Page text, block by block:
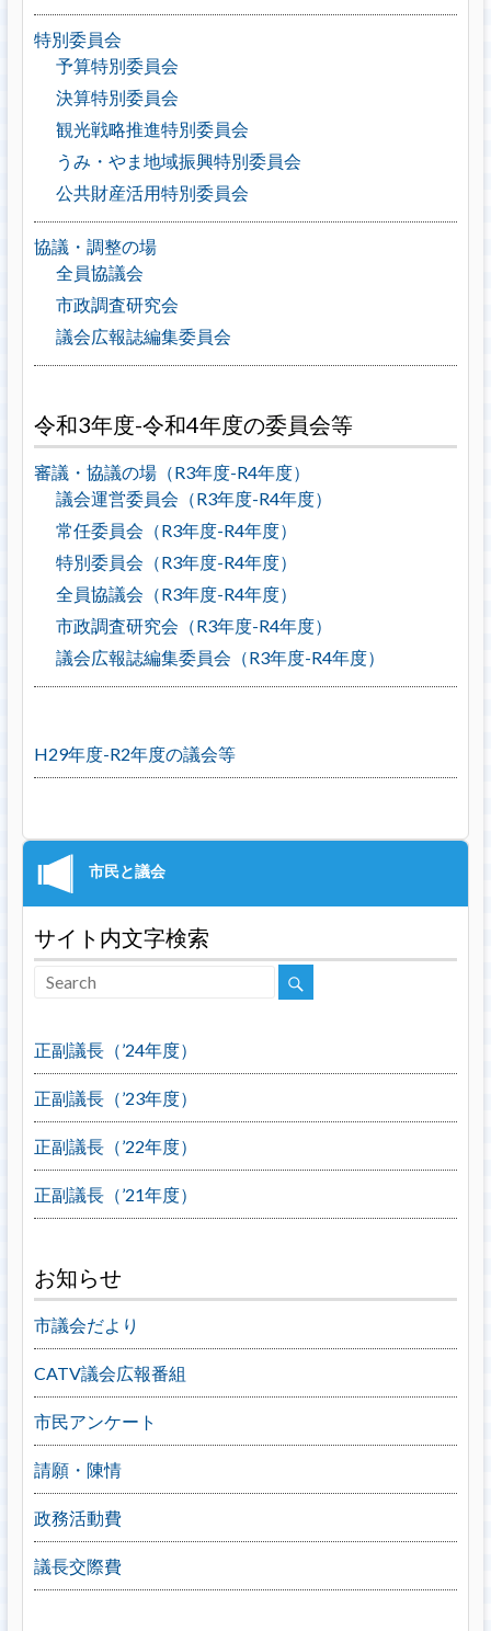
特別委員会
予算特別委員会
決算特別委員会
観光戦略推進特別委員会
うみ・やま地域振興特別委員会
公共財産活用特別委員会
協議・調整の場
全員協議会
市政調査研究会
議会広報誌編集委員会
令和3年度-令和4年度の委員会等
審議・協議の場（R3年度-R4年度）
議会運営委員会（R3年度-R4年度）
常任委員会（R3年度-R4年度）
特別委員会（R3年度-R4年度）
全員協議会（R3年度-R4年度）
市政調査研究会（R3年度-R4年度）
議会広報誌編集委員会（R3年度-R4年度）
H29年度-R2年度の議会等
サイト内文字検索
正副議長（’24年度）
正副議長（’23年度）
正副議長（’22年度）
正副議長（’21年度）
お知らせ
市議会だより
CATV議会広報番組
市民アンケート
請願・陳情
政務活動費
議長交際費